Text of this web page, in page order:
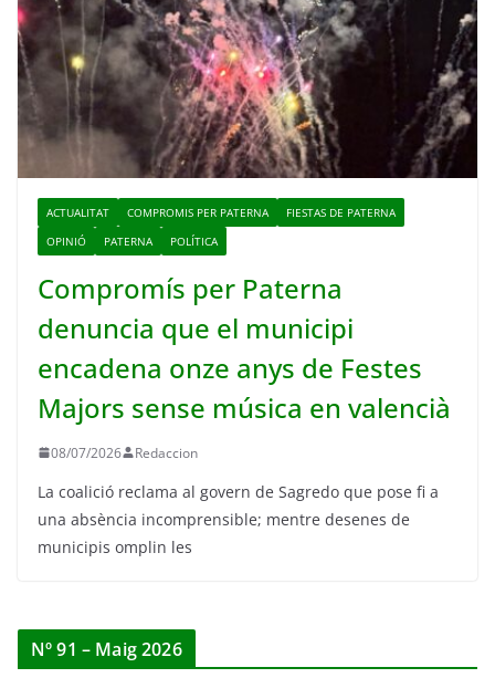
ACTUALITAT COMPROMIS PER PATERNA
FIESTAS DE PATERNA
OPINIÓ
PATERNA POLÍTICA
Compromís per Paterna
denuncia que el municipi
encadena onze anys de Festes
Majors sense música en valencià
08/07/2026 Redaccion
La coalició reclama al govern de Sagredo que pose fi a
una absència incomprensible; mentre desenes de
municipis omplin les
Nº 91 – Maig 2026